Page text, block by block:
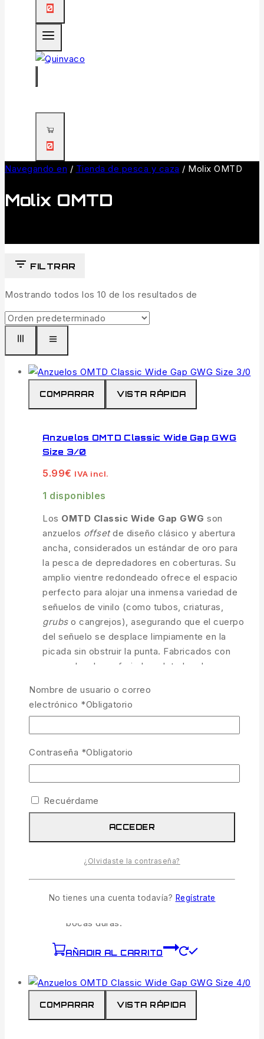
0
0
Navegando en / Tienda de pesca y caza / Molix OMTD
Molix OMTD
FILTRAR
Mostrando todos los 10 de los resultados de
COMPARAR VISTA RÁPIDA
Anzuelos OMTD Classic Wide Gap GWG
Size 3/0
5.99€ IVA incl.
1 disponibles
Los OMTD Classic Wide Gap GWG son
anzuelos offsetde diseño clásico y abertura
ancha, considerados un estándar de oro para
la pesca de depredadores en coberturas. Su
amplio vientre redondeado ofrece el espacio
perfecto para alojar una inmensa variedad de
señuelos de vinilo (como tubos, criaturas,
grubso cangrejos), asegurando que el cuerpo
del señuelo se desplace limpiamente en la
picada sin obstruir la punta. Fabricados con
acero al carbono forjado y dotados de un
acción100% anti-algas (weedless)
ratio de clavada insuperable.
Curvatura Classic Wide Gap:Abertura
redonda y amplia, idónea para una
infinidad de formas de vinilo.
pescar sin enganches en el interior de
coberturas de vegetación o madera.
Acero Forjado de Alta Resistencia:
Punta Cónica de Aguja: Afilado químico
bocas duras.
AÑADIR AL CARRITO
COMPARAR VISTA RÁPIDA
Nombre de usuario o correo
electrónico *Obligatorio
Contraseña *Obligatorio
Recuérdame
ACCEDER
¿Olvidaste la contraseña?
No tienes una cuenta todavía? Regístrate